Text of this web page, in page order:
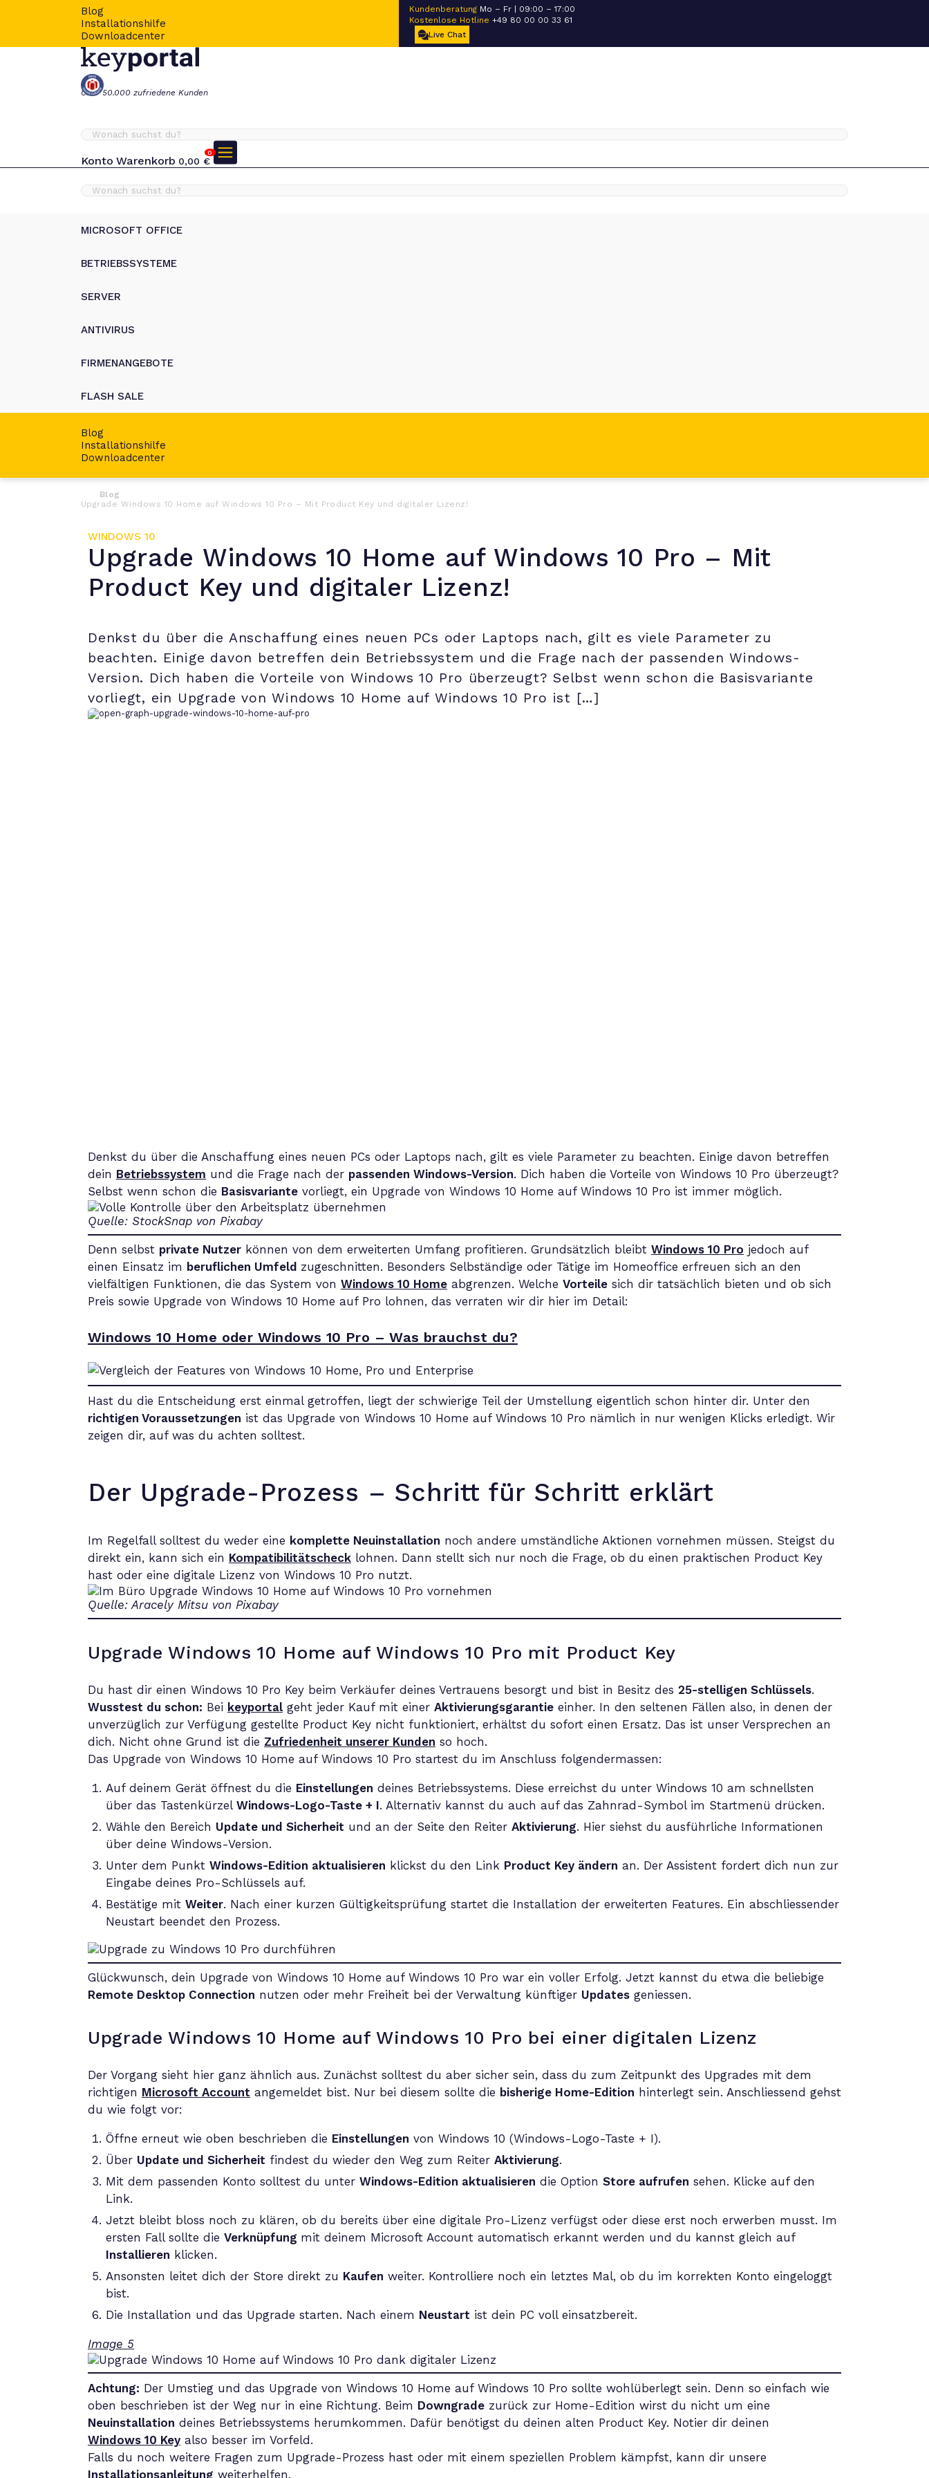
Blog
Installationshilfe
Downloadcenter
Kundenberatung Mo – Fr | 09:00 – 17:00
Kostenlose Hotline +49 80 00 00 33 61
Live Chat
Über 50.000 zufriedene Kunden
Konto
0
Warenkorb 0,00 €
MICROSOFT OFFICE
BETRIEBSSYSTEME
SERVER
ANTIVIRUS
FIRMENANGEBOTE
FLASH SALE
Blog
Installationshilfe
Downloadcenter
Blog
Upgrade Windows 10 Home auf Windows 10 Pro – Mit Product Key und digitaler Lizenz!
WINDOWS 10
Upgrade Windows 10 Home auf Windows 10 Pro – Mit
Product Key und digitaler Lizenz!
Denkst du über die Anschaffung eines neuen PCs oder Laptops nach, gilt es viele Parameter zu
beachten. Einige davon betreffen dein Betriebssystem und die Frage nach der passenden Windows-
Version. Dich haben die Vorteile von Windows 10 Pro überzeugt? Selbst wenn schon die Basisvariante
vorliegt, ein Upgrade von Windows 10 Home auf Windows 10 Pro ist […]
Denkst du über die Anschaffung eines neuen PCs oder Laptops nach, gilt es viele Parameter zu beachten. Einige davon betreffen
dein Betriebssystem und die Frage nach der passenden Windows-Version. Dich haben die Vorteile von Windows 10 Pro überzeugt?
Selbst wenn schon die Basisvariante vorliegt, ein Upgrade von Windows 10 Home auf Windows 10 Pro ist immer möglich.
Quelle: StockSnap von Pixabay
Denn selbst private Nutzer können von dem erweiterten Umfang profitieren. Grundsätzlich bleibt Windows 10 Pro jedoch auf
einen Einsatz im beruflichen Umfeld zugeschnitten. Besonders Selbständige oder Tätige im Homeoffice erfreuen sich an den
vielfältigen Funktionen, die das System von Windows 10 Home abgrenzen. Welche Vorteile sich dir tatsächlich bieten und ob sich
Preis sowie Upgrade von Windows 10 Home auf Pro lohnen, das verraten wir dir hier im Detail:
Windows 10 Home oder Windows 10 Pro – Was brauchst du?
Hast du die Entscheidung erst einmal getroffen, liegt der schwierige Teil der Umstellung eigentlich schon hinter dir. Unter den
richtigen Voraussetzungen ist das Upgrade von Windows 10 Home auf Windows 10 Pro nämlich in nur wenigen Klicks erledigt. Wir
zeigen dir, auf was du achten solltest.
Der Upgrade-Prozess – Schritt für Schritt erklärt
Im Regelfall solltest du weder eine komplette Neuinstallation noch andere umständliche Aktionen vornehmen müssen. Steigst du
direkt ein, kann sich ein Kompatibilitätscheck lohnen. Dann stellt sich nur noch die Frage, ob du einen praktischen Product Key
hast oder eine digitale Lizenz von Windows 10 Pro nutzt.
Quelle: Aracely Mitsu von Pixabay
Upgrade Windows 10 Home auf Windows 10 Pro mit Product Key
Du hast dir einen Windows 10 Pro Key beim Verkäufer deines Vertrauens besorgt und bist in Besitz des 25-stelligen Schlüssels.
Wusstest du schon: Bei keyportal geht jeder Kauf mit einer Aktivierungsgarantie einher. In den seltenen Fällen also, in denen der
unverzüglich zur Verfügung gestellte Product Key nicht funktioniert, erhältst du sofort einen Ersatz. Das ist unser Versprechen an
dich. Nicht ohne Grund ist die Zufriedenheit unserer Kunden so hoch.
Das Upgrade von Windows 10 Home auf Windows 10 Pro startest du im Anschluss folgendermassen:
Auf deinem Gerät öffnest du die Einstellungen deines Betriebssystems. Diese erreichst du unter Windows 10 am schnellsten
über das Tastenkürzel Windows-Logo-Taste + I. Alternativ kannst du auch auf das Zahnrad-Symbol im Startmenü drücken.
Wähle den Bereich Update und Sicherheit und an der Seite den Reiter Aktivierung. Hier siehst du ausführliche Informationen
über deine Windows-Version.
Unter dem Punkt Windows-Edition aktualisieren klickst du den Link Product Key ändern an. Der Assistent fordert dich nun zur
Eingabe deines Pro-Schlüssels auf.
Bestätige mit Weiter. Nach einer kurzen Gültigkeitsprüfung startet die Installation der erweiterten Features. Ein abschliessender
Neustart beendet den Prozess.
Glückwunsch, dein Upgrade von Windows 10 Home auf Windows 10 Pro war ein voller Erfolg. Jetzt kannst du etwa die beliebige
Remote Desktop Connection nutzen oder mehr Freiheit bei der Verwaltung künftiger Updates geniessen.
Upgrade Windows 10 Home auf Windows 10 Pro bei einer digitalen Lizenz
Der Vorgang sieht hier ganz ähnlich aus. Zunächst solltest du aber sicher sein, dass du zum Zeitpunkt des Upgrades mit dem
richtigen Microsoft Account angemeldet bist. Nur bei diesem sollte die bisherige Home-Edition hinterlegt sein. Anschliessend gehst
du wie folgt vor:
Öffne erneut wie oben beschrieben die Einstellungen von Windows 10 (Windows-Logo-Taste + I).
Über Update und Sicherheit findest du wieder den Weg zum Reiter Aktivierung.
Mit dem passenden Konto solltest du unter Windows-Edition aktualisieren die Option Store aufrufen sehen. Klicke auf den
Link.
Jetzt bleibt bloss noch zu klären, ob du bereits über eine digitale Pro-Lizenz verfügst oder diese erst noch erwerben musst. Im
ersten Fall sollte die Verknüpfung mit deinem Microsoft Account automatisch erkannt werden und du kannst gleich auf
Installieren klicken.
Ansonsten leitet dich der Store direkt zu Kaufen weiter. Kontrolliere noch ein letztes Mal, ob du im korrekten Konto eingeloggt
bist.
Die Installation und das Upgrade starten. Nach einem Neustart ist dein PC voll einsatzbereit.
Image 5
Achtung: Der Umstieg und das Upgrade von Windows 10 Home auf Windows 10 Pro sollte wohlüberlegt sein. Denn so einfach wie
oben beschrieben ist der Weg nur in eine Richtung. Beim Downgrade zurück zur Home-Edition wirst du nicht um eine
Neuinstallation deines Betriebssystems herumkommen. Dafür benötigst du deinen alten Product Key. Notier dir deinen
Windows 10 Key also besser im Vorfeld.
Falls du noch weitere Fragen zum Upgrade-Prozess hast oder mit einem speziellen Problem kämpfst, kann dir unsere
Installationsanleitung weiterhelfen.